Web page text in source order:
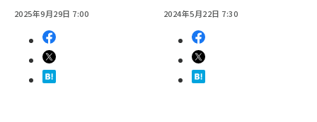
2025年9月29日 7:00 2024年5月22日 7:30